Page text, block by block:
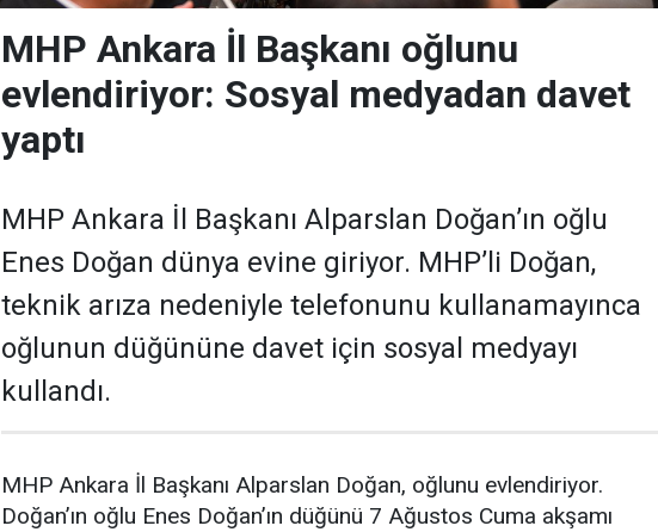
MHP Ankara İl Başkanı oğlunu
evlendiriyor: Sosyal medyadan davet
yaptı
MHP Ankara İl Başkanı Alparslan Doğan’ın oğlu
Enes Doğan dünya evine giriyor. MHP’li Doğan,
teknik arıza nedeniyle telefonunu kullanamayınca
oğlunun düğününe davet için sosyal medyayı
kullandı.
MHP Ankara İl Başkanı Alparslan Doğan, oğlunu evlendiriyor.
Doğan’ın oğlu Enes Doğan’ın düğünü 7 Ağustos Cuma akşamı